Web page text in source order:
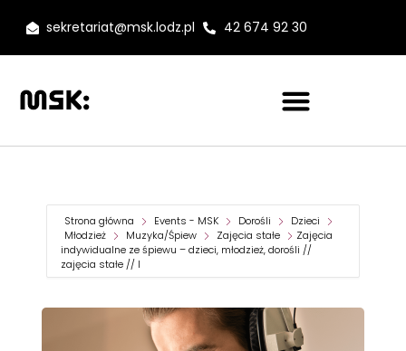
sekretariat@msk.lodz.pl 42 674 92 30
Strona główna Events - MSK Dorośli
Dzieci
Młodzież
Muzyka/Śpiew Zajęcia stałe
Zajęcia
indywidualne ze śpiewu – dzieci, młodzież, dorośli //
zajęcia stałe // I